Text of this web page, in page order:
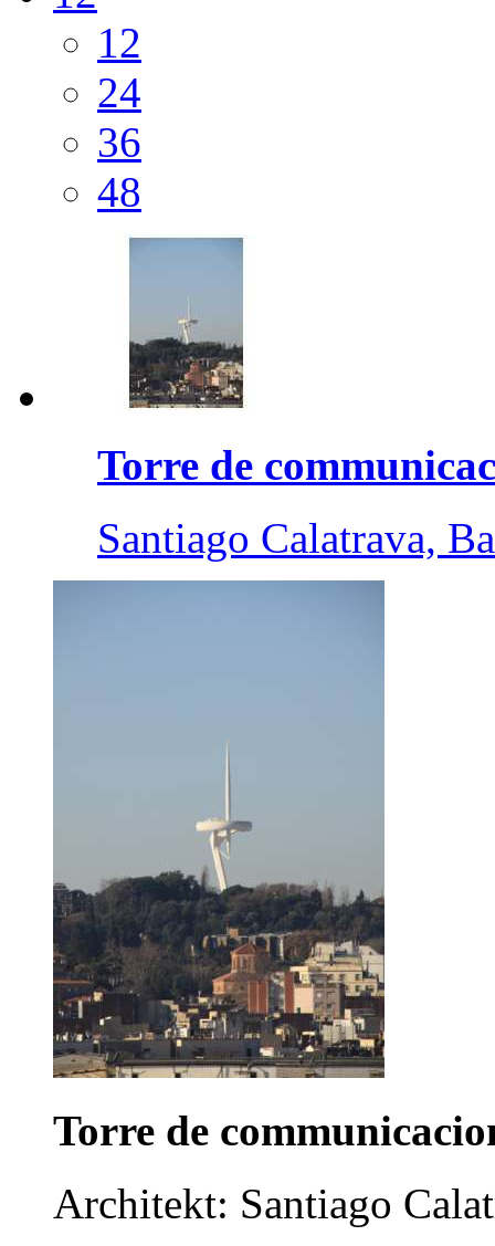
12
24
36
48
Torre de
Santiago Calatrava,
Torre de
Architekt: Santiago